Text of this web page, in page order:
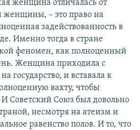
женщина отличалась от
женщины, – это право на
задействованность в
Именно тогда в стране
феномен, как полноценный
Женщина приходила с
государство, и вставала к
вахту, чтобы
Советский Союз был довольно
несмотря на атеизм и
равенство полов. И то, что